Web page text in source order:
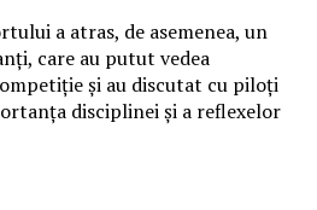
a atras, de asemenea, un
care au putut vedea
și au discutat cu piloți
disciplinei și a reflexelor